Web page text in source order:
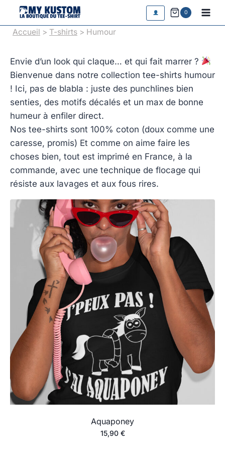
contenu
0
Accueil > T-shirts > Humour
Envie d’un look qui claque… et qui fait marrer ?
Bienvenue dans notre collection tee-shirts humour
! Ici, pas de blabla : juste des punchlines bien
senties, des motifs décalés et un max de bonne
humeur à enfiler direct.
Nos tee-shirts sont 100% coton (doux comme une
caresse, promis) Et comme on aime faire les
choses bien, tout est imprimé en France, à la
commande, avec une technique de flocage qui
résiste aux lavages et aux fous rires.
Aquaponey
15,90 €